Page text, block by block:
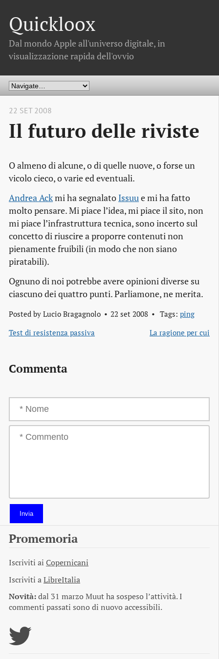
Quickloox
Dal mondo Apple all'universo digitale, in
visualizzazione rapida dell'ovvio
22 SET 2008
Il futuro delle riviste
O almeno di alcune, o di quelle nuove, o forse un
vicolo cieco, o varie ed eventuali.
Andrea Ackmi ha segnalato Issuue mi ha fatto
molto pensare. Mi piace l’idea, mi piace il sito, non
mi piace l’infrastruttura tecnica, sono incerto sul
concetto di riuscire a proporre contenuti non
pienamente fruibili (in modo che non siano
piratabili).
Ognuno di noi potrebbe avere opinioni diverse su
ciascuno dei quattro punti. Parliamone, ne merita.
Posted by Lucio Bragagnolo 22 set 2008 Tags: ping
Test di resistenza passiva
La ragione per cui
Commenta
Invia
Promemoria
Iscriviti ai Copernicani
Iscriviti aLibreItalia
Novità:dal 31 marzo Muut ha sospeso l’attività. I
commenti passati sono di nuovo accessibili.